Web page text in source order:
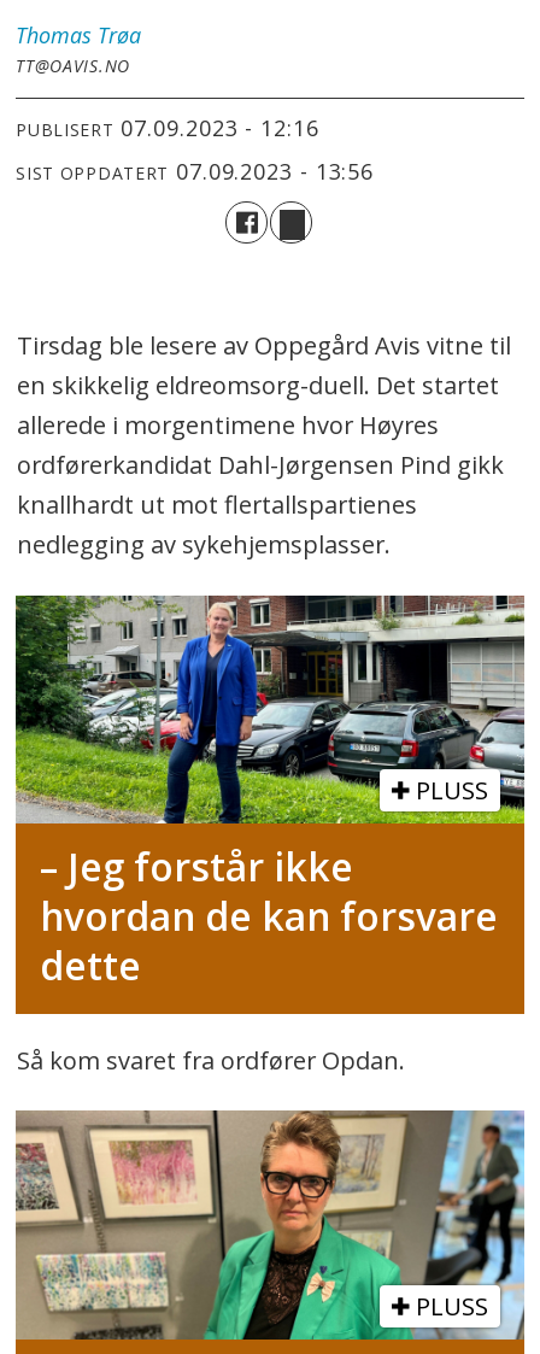
Thomas Trøa
TT@OAVIS.NO
PUBLISERT 07.09.2023 - 12:16
SIST OPPDATERT 07.09.2023 - 13:56
Tirsdag ble lesere av Oppegård Avis vitne til
en skikkelig eldreomsorg-duell. Det startet
allerede i morgentimene hvor Høyres
ordførerkandidat Dahl-Jørgensen Pind gikk
knallhardt ut mot flertallspartienes
nedlegging av sykehjemsplasser.
PLUSS
– Jeg forstår ikke
hvordan de kan forsvare
dette
Så kom svaret fra ordfører Opdan.
PLUSS